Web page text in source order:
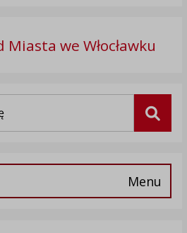
Miasta we Włocławku
Menu